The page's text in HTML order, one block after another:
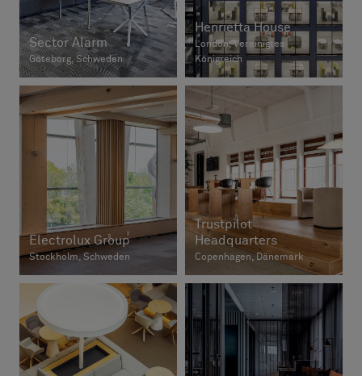
Sector Alarm
Göteborg, Schweden
Henrietta House
London, Vereinigtes
Königreich
Electrolux Group
Stockholm, Schweden
Trustpilot
Headquarters
Copenhagen, Dänemark